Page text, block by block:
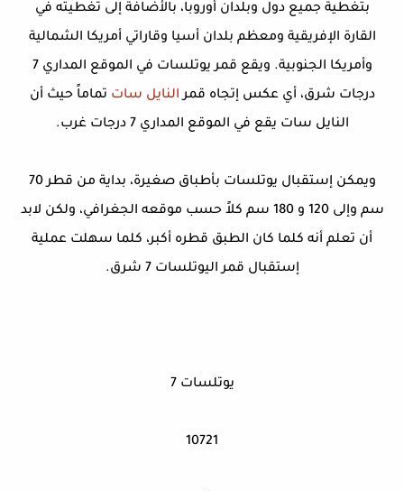
بتغطية جميع دول وبلدان أوروبا، بالأضافة إلى تغطيته في
القارة الإفريقية ومعظم بلدان أسيا وقاراتي أمريكا الشمالية
وأمريكا الجنوبية. ويقع قمر يوتلسات في الموقع المداري 7
درجات شرق، أي عكس إتجاه قمرالنايل سات تماماً حيث أن
النايل سات يقع في الموقع المداري 7 درجات غرب.
ويمكن إستقبال يوتلسات بأطباق صغيرة، بداية من قطر 70
سم وإلى 120 و 180 سم كلاً حسب موقعه الجغرافي، ولكن لابد
أن تعلم أنه كلما كان الطبق قطره أكبر، كلما سهلت عملية
إستقبال قمر اليوتلسات 7 شرق.
يوتلسات 7
10721